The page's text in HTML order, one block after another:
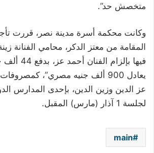
متخصش حد”.
وكانت محكمة أسرة مدينة نصر، قررت
المقامة من معتز الدكر، محامي الفنانة
فيها
يعادل 900 ألف جنيه مصري”،
عز الدين وزين الدين، بإحدى المدارس
لجلسة 1 آذار (مارس) المقبل.
main